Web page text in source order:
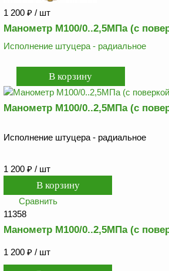
1 200 ₽ / шт
Манометр М100/0..2,5МПа (с
Исполнение штуцера - радиальное
Манометр М100/0..2,5МПа (с
Исполнение штуцера - радиальное
1 200 ₽ / шт
Сравнить
11358
Манометр М100/0..2,5МПа (с
1 200 ₽ / шт